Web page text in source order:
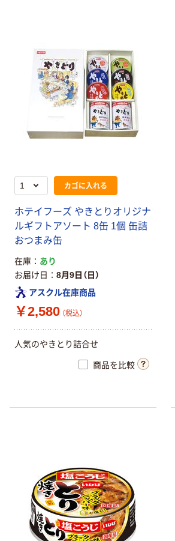
カゴに入れる
ホテイフーズ やきとりオリジナ
ルギフトアソート 8缶 1個 缶詰
おつまみ缶
在庫
あり
お届け日
8月9日（日）
アスクル在庫商品
￥2,580 （税込）
人気のやきとり詰合せ
商品を比較